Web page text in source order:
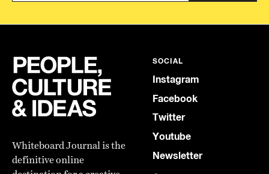
Whiteboard Journal is the
definitive online
SOCIAL
Instagram
Facebook
Twitter
Youtube
Newsletter